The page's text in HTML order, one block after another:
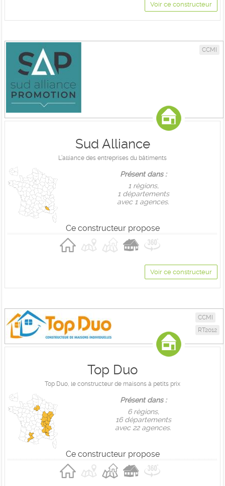
Voir ce constructeur
CCMI
Sud Alliance
L’alliance des entreprises du bâtiments
Présent dans :
1 règions,
1 départements
avec 1 agences.
Ce constructeur propose
Voir ce constructeur
CCMI
RT2012
Top Duo
Top Duo, le constructeur de maisons à petits prix
Présent dans :
6 règions,
16 départements
avec 22 agences.
Ce constructeur propose